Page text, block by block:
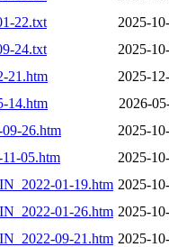
22.txt
2025-
24.txt
2025-
21.htm
2025-
14.htm
2026-
26.htm
2025-
05.htm
2025-
01-19.htm 2025-
01-26.htm 2025-
09-21.htm 2025-